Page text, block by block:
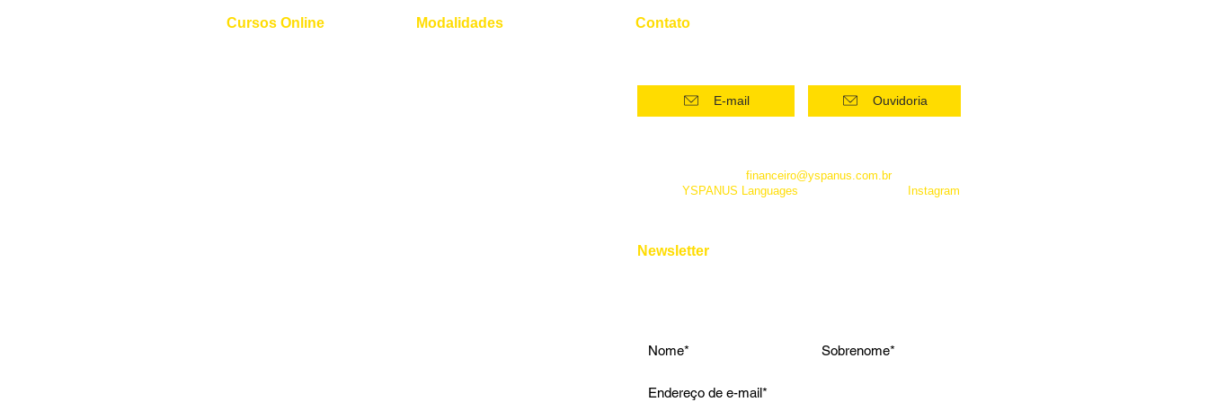
Cursos Online Modalidades Contato
E-mail Ouvidoria
financeiro@yspanus.com.br, pela nossa
YSPANUS Languages
Instagram
Newsletter